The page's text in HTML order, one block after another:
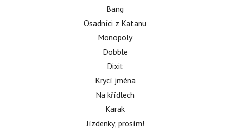
Bang
Osadníci z Katanu
Monopoly
Dobble
Dixit
Krycí jména
Na křídlech
Karak
Jízdenky, prosím!